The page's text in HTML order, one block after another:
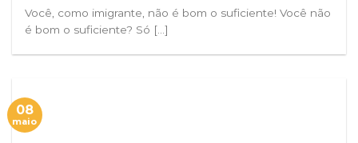
Você, como imigrante, não é bom o suficiente! Você não
é bom o suficiente? Só [...]
08
maio